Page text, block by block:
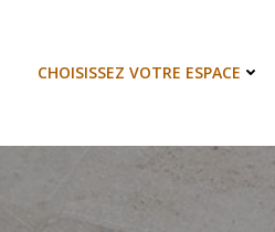
CHOISISSEZ VOTRE ESPACE